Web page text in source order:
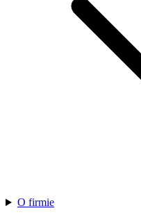
O firmie